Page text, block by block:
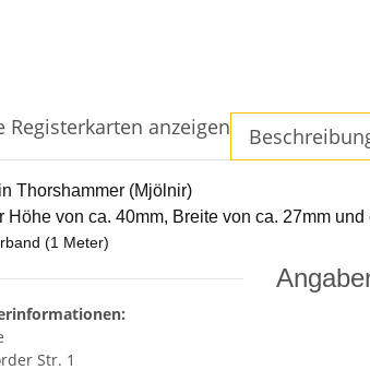
Registerkarten anzeigen
Thorshammer (Mjölnir)
Höhe von ca. 40mm, Breite von ca. 27mm
(1 Meter)
Str. 1